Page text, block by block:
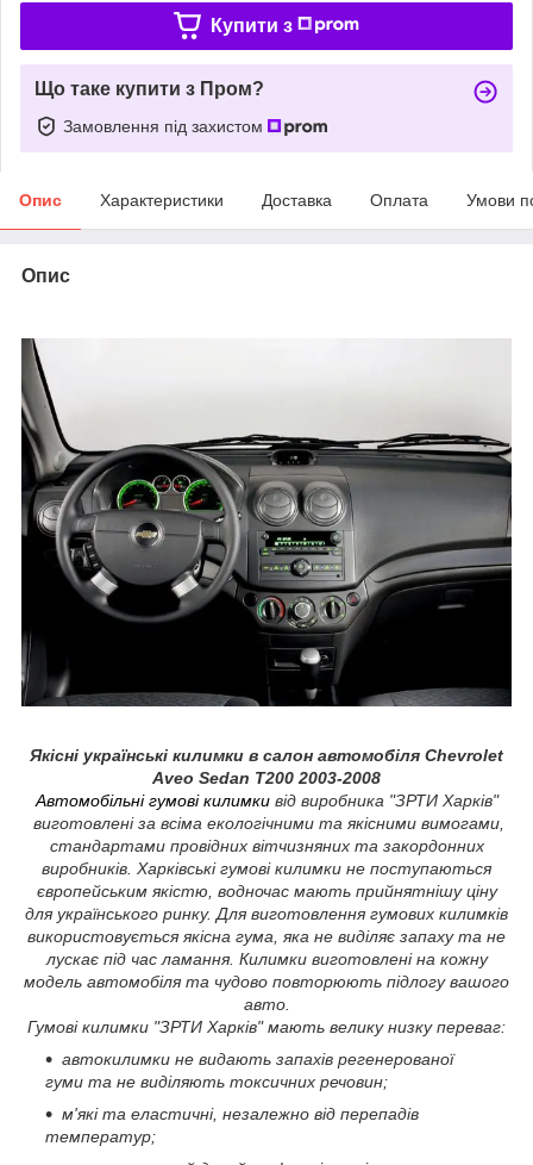
Купити з
Що таке купити з Пром?
Замовлення під захистом
Опис Характеристики Доставка Оплата Умови
Опис
Якісні українські килимки в салон автомобіля Chevrolet
Aveo Sedan T200 2003-2008
Автомобільні гумові килимкивід виробника "ЗРТИ Харків"
виготовлені за всіма екологічними та якісними вимогами,
стандартами провідних вітчизняних та закордонних
виробників. Харківські гумові килимки не поступаються
європейським якістю, водночас мають прийнятнішу ціну
для українського ринку. Для виготовлення гумових килимків
використовується якісна гума, яка не виділяє запаху та не
лускає під час ламання. Килимки виготовлені на кожну
модель автомобіля та чудово повторюють підлогу вашого
авто.
Гумові килимки "ЗРТИ Харків" мають велику низку переваг:
автокилимки не видають запахів регенерованої
гуми та не виділяють токсичних речовин;
м'які та еластичні, незалежно від перепадів
температур;